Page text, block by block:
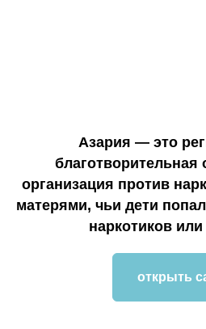
Азария — это
благотворительная
организация против
матерями, чьи дети
наркотиков или
открыть